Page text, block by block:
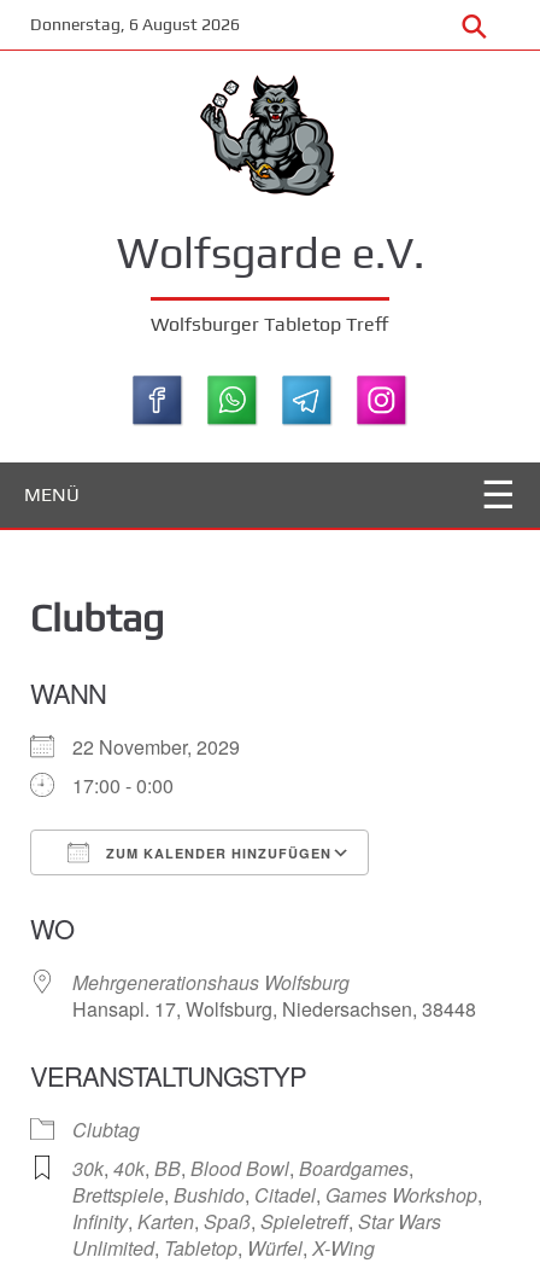
Donnerstag, 6 August 2026
Wolfsgarde e.V.
Wolfsburger Tabletop Treff
MENÜ
Clubtag
WANN
22 November, 2029
17:00 - 0:00
ZUM KALENDER HINZUFÜGEN
WO
Mehrgenerationshaus Wolfsburg
Hansapl. 17, Wolfsburg, Niedersachsen, 38448
VERANSTALTUNGSTYP
Clubtag
30k, 40k, BB, Blood Bowl, Boardgames,
Brettspiele, Bushido, Citadel, Games Workshop,
Infinity, Karten, Spaß, Spieletreff, Star Wars
Unlimited, Tabletop, Würfel, X-Wing